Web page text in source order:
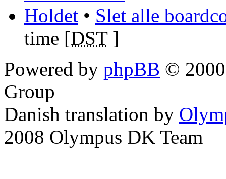
Holdet • Slet alle
time [DST]
Powered by phpBB ©
Group
Danish translation by
2008 Olympus DK Team